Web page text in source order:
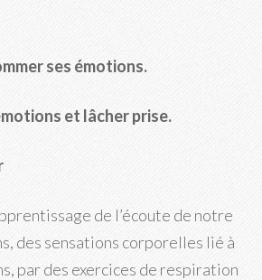
ses émotions.
et lâcher prise.
de l’écoute de notre
des sensations corporelles lié à
par des exercices de respiration